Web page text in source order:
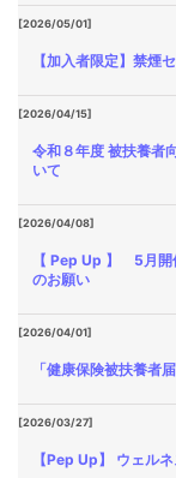
[2026/05/01]
【加入者限定】禁煙
[2026/04/15]
令和８年度 被扶養者
いて
[2026/04/08]
【 Pep Up 】 5月開
のお願い
[2026/04/01]
「健康保険被扶養者
[2026/03/27]
【Pep Up】 ウェル